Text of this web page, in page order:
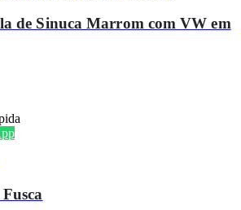
de Sinuca Marrom com VW em